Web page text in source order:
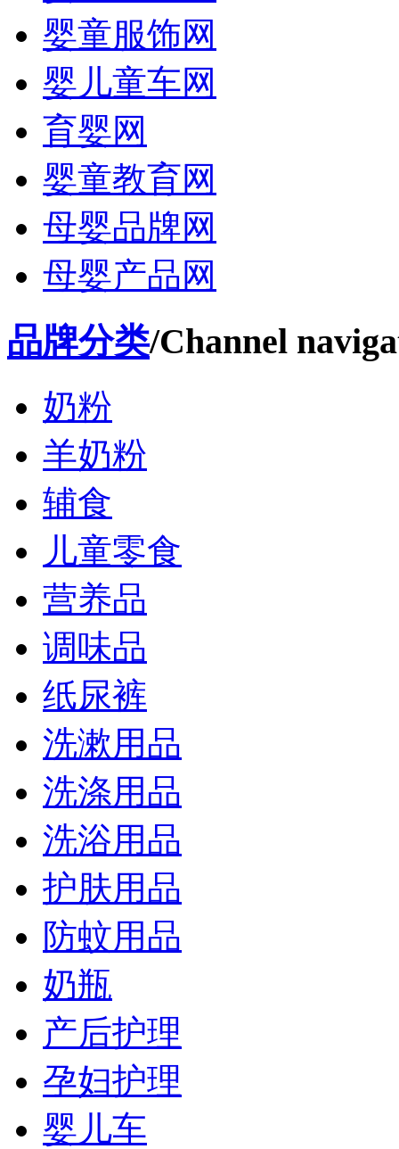
婴童服饰网
婴儿童车网
育婴网
婴童教育网
母婴品牌网
母婴产品网
品牌分类/Channel
奶粉
羊奶粉
辅食
儿童零食
营养品
调味品
纸尿裤
洗漱用品
洗涤用品
洗浴用品
护肤用品
防蚊用品
奶瓶
产后护理
孕妇护理
婴儿车